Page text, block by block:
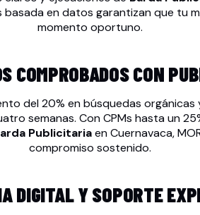
en datos garantizan que tu
momento oportuno.
COMPROBADOS CON
del 20% en búsquedas orgánicas
semanas. Con CPMs hasta un
Publicitariaen Cuernavaca,
compromiso sostenido.
DIGITAL Y SOPORTE